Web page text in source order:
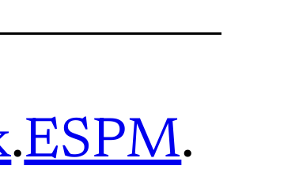
.ESPM.